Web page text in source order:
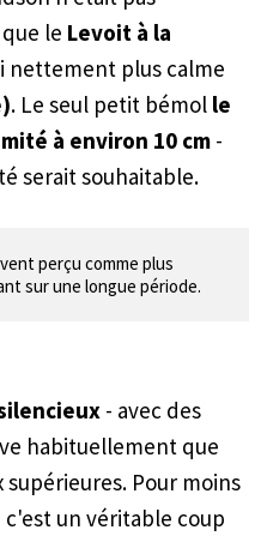
le Levoit à la
nettement plus calme
. Le seul petit bémol le
à environ 10 cm -
serait souhaitable.
perçu comme plus
sur une longue période.
- avec des
habituellement que
Pour moins
un véritable coup